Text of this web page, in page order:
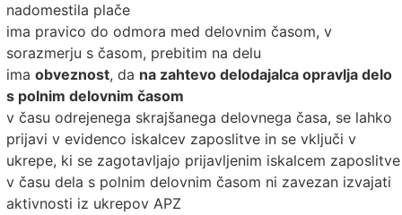
nadomestila plače
ima pravico do odmora med delovnim časom, v
sorazmerju s časom, prebitim na delu
ima obveznost, da na zahtevo delodajalca opravlja delo
s polnim delovnim časom
v času odrejenega skrajšanega delovnega časa, se lahko
prijavi v evidenco iskalcev zaposlitve in se vključi v
ukrepe, ki se zagotavljajo prijavljenim iskalcem zaposlitve
v času dela s polnim delovnim časom ni zavezan izvajati
aktivnosti iz ukrepov APZ